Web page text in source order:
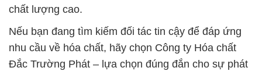
chất lượng cao.
Nếu bạn đang tìm kiếm đối tác tin cậy để đáp ứng
nhu cầu về hóa chất, hãy chọn Công ty Hóa chất
Đắc Trường Phát – lựa chọn đúng đắn cho sự phát